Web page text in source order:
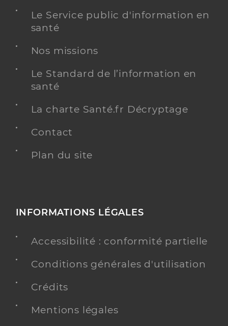
Le Service public d'information en
santé
Nos missions
Le Standard de l’information en
santé
La charte Santé.fr Décryptage
Contact
Plan du site
INFORMATIONS LÉGALES
Accessibilité : conformité partielle
Conditions générales d'utilisation
Crédits
Mentions légales